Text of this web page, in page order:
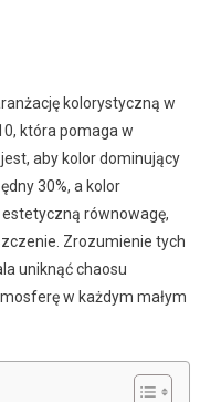
kolorystyczną w
która pomaga w
aby kolor dominujący
30%, a kolor
równowagę,
Zrozumienie tych
uniknąć chaosu
w każdym małym